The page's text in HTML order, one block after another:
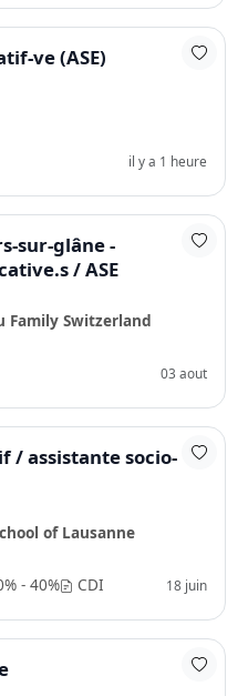
ve (ASE)
il y a 1 heure
sur-glâne -
/ ASE
Family Switzerland
03 aout
/ assistante socio-
of Lausanne
- 40% CDI 18 juin